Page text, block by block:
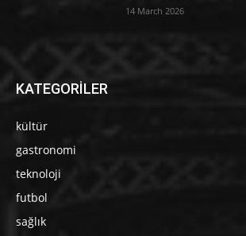
14 March 2026
KATEGORİLER
kültür
gastronomi
teknoloji
futbol
sağlık